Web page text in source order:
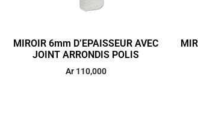
MIROIR 6mm D’EPAISSEUR AVEC
JOINT ARRONDIS POLIS
Ar110,000